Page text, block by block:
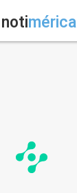
notimérica